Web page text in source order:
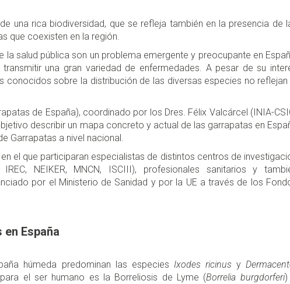
una rica biodiversidad, que se refleja también en la presencia de
que coexisten en la región.
salud pública son un problema emergente y preocupante en
una gran variedad de enfermedades. A pesar de su
conocidos sobre la distribución de las diversas especies no reflejan
de España), coordinado por los Dres. Félix Valcárcel (INIA-
describir un mapa concreto y actual de las garrapatas en
Garrapatas a nivel nacional.
el que participaran especialistas de distintos centros de
IREC, NEIKER, MNCN, ISCIII), profesionales sanitarios y
por el Ministerio de Sanidad y por la UE a través de los
España
húmeda predominan las especies Ixodes ricinus y
el ser humano es la Borreliosis de Lyme (Borrelia burgdorferi)